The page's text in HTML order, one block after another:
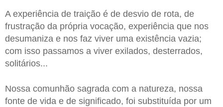
A experiência de traição é de desvio de rota, de
frustração da própria vocação, experiência que nos
desumaniza e nos faz viver uma existência vazia;
com isso passamos a viver exilados, desterrados,
solitários...
Nossa comunhão sagrada com a natureza, nossa
fonte de vida e de significado, foi substituída por um